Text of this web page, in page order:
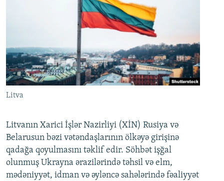
Litva
Litvanın Xarici İşlər Nazirliyi (XİN) Rusiya və
Belarusun bəzi vətəndaşlarının ölkəyə girişinə
qadağa qoyulmasını təklif edir. Söhbət işğal
olunmuş Ukrayna ərazilərində təhsil və elm,
mədəniyyət, idman və əyləncə sahələrində fəaliyyət